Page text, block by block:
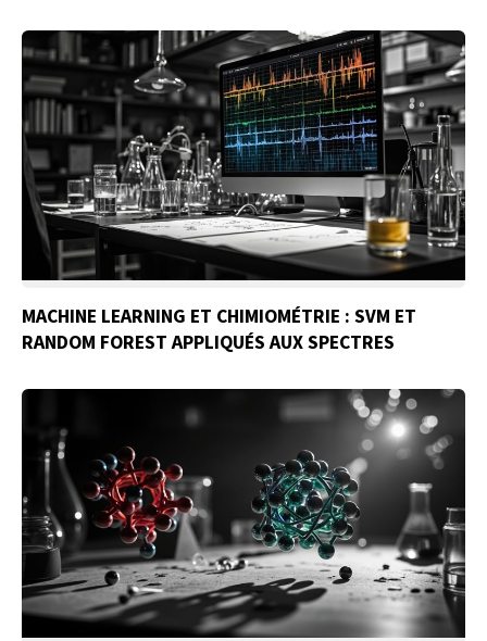
MACHINE LEARNING ET CHIMIOMÉTRIE : SVM ET
RANDOM FOREST APPLIQUÉS AUX SPECTRES